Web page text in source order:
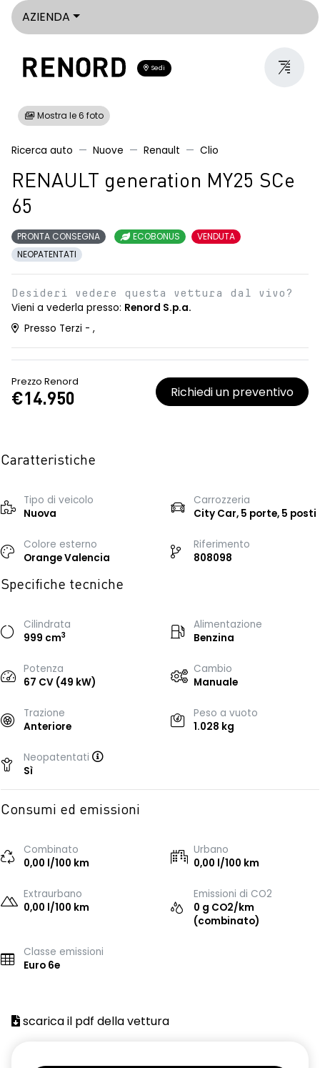
AZIENDA
Sedi
Mostra le 6 foto
Ricerca auto Nuove Renault Clio
RENAULT generation MY25 SCe
65
PRONTA CONSEGNA ECOBONUS
VENDUTA
NEOPATENTATI
Desideri vedere questa vettura dal vivo?
Vieni a vederla presso: Renord S.p.a.
Presso Terzi - ,
Prezzo Renord
€14.950 Richiedi un preventivo
Caratteristiche
Tipo di veicolo
Nuova
Carrozzeria
City Car, 5 porte, 5 posti
Colore esterno
Orange Valencia
Riferimento
808098
Specifiche tecniche
Cilindrata
999 cm3
Alimentazione
Benzina
Potenza
67 CV (49 kW)
Cambio
Manuale
Trazione
Anteriore
Peso a vuoto
1.028 kg
Neopatentati
Sì
Consumi ed emissioni
Combinato
0,00 l/100 km
Urbano
0,00 l/100 km
Extraurbano
0,00 l/100 km
Emissioni di CO2
0 g CO2/km
(combinato)
Classe emissioni
Euro 6e
scarica il pdf della vettura